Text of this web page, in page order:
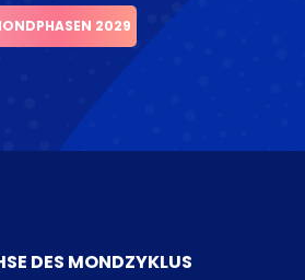
2029
DES MONDZYKLUS